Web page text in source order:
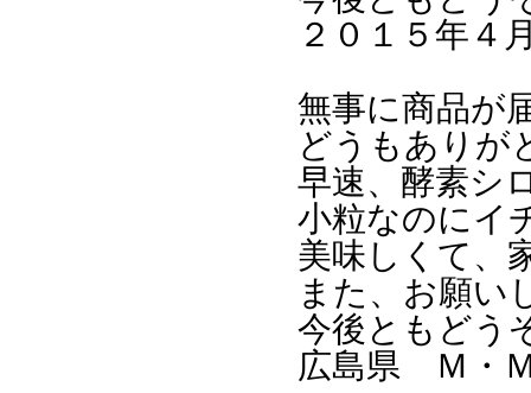
２０１５年
無事に商品が
どうもありが
早速、酵素シ
小粒なのにイ
美味しくて、
また、お願い
今後ともどう
広島県 Ｍ・